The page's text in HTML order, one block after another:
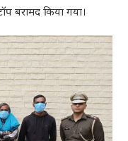
बरामद किया गया।